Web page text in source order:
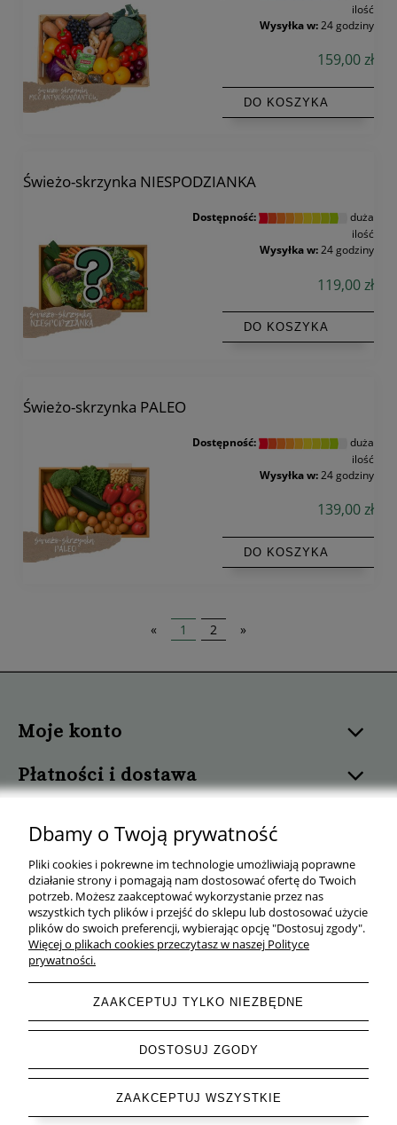
ilość
Wysyłka w: 24 godziny
159,00 zł
DO KOSZYKA
Świeżo-skrzynka NIESPODZIANKA
Dostępność:
duża
ilość
Wysyłka w: 24 godziny
119,00 zł
DO KOSZYKA
Świeżo-skrzynka PALEO
Dostępność:
duża
ilość
Wysyłka w: 24 godziny
139,00 zł
DO KOSZYKA
« 1 2 »
Moje konto
Płatności i dostawa
Pomoc
O nas
| ul. Mrówcza 165C, 04-768 Warszawa | NIP:
527 241 56 11 | Tel.+48 577 143 160| e-mail:
wygodnywarzywniak@gmail.com
Dbamy o Twoją prywatność
Pliki cookies i pokrewne im technologie umożliwiają poprawne
działanie strony i pomagają nam dostosować ofertę do Twoich
potrzeb. Możesz zaakceptować wykorzystanie przez nas
wszystkich tych plików i przejść do sklepu lub dostosować użycie
plików do swoich preferencji, wybierając opcję "Dostosuj zgody".
Więcej o plikach cookies przeczytasz w naszej Polityce
prywatności.
ZAAKCEPTUJ TYLKO NIEZBĘDNE
DOSTOSUJ ZGODY
ZAAKCEPTUJ WSZYSTKIE